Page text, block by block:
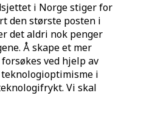
i Norge stiger for
den største posten i
det aldri nok penger
Å skape et mer
ved hjelp av
i
Vi skal